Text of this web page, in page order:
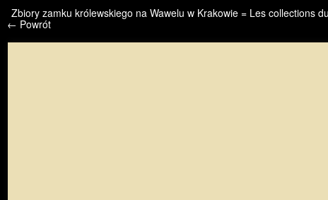
/* */ /* */ /* pliki_strona_po_stronie */
Zbiory zamku królewskiego na Wawelu w Krakowie = Les collections
← Powrót